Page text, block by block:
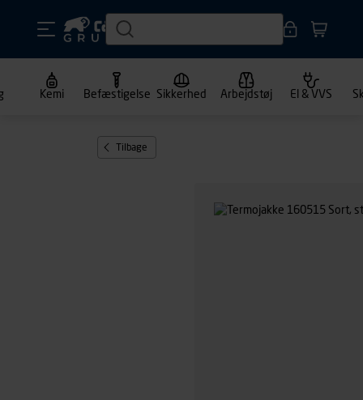
Kemi Befæstigelse Sikkerhed Arbejdstøj El & VVS
Tilbage